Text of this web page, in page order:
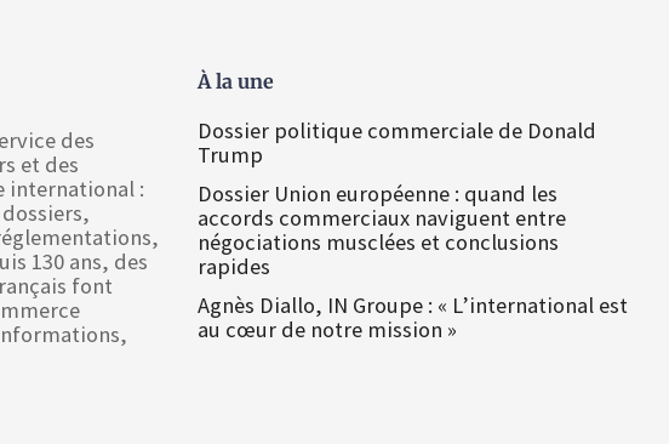
des
et des
international :
130 ans, des
font
À la une
Dossier politique commerciale de Donald
Trump
Dossier Union européenne : quand les
accords commerciaux naviguent entre
négociations musclées et conclusions
rapides
Agnès Diallo, IN Groupe : « L’international est
au cœur de notre mission »